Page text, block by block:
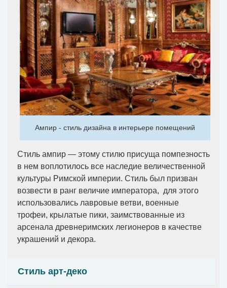
Ампир - стиль дизайна в интерьере помещений
Стиль ампир — этому стилю присуща помпезность
в нем воплотилось все наследие величественной
культуры Римской империи. Стиль был призван
возвести в ранг величие императора, для этого
использовались лавровые ветви, военные
трофеи, крылатые пики, заимствованные из
арсенала древнеримских легионеров в качестве
украшений и декора.
Стиль арт-деко